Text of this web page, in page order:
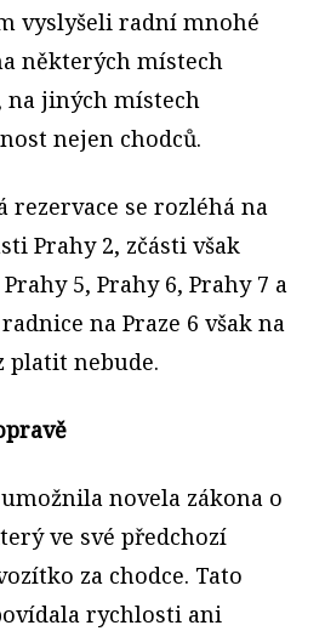
vyslyšeli radní mnohé
některých místech
na jiných místech
nejen chodců.
rezervace se rozléhá na
Prahy 2, zčásti však
5, Prahy 6, Prahy 7 a
na Praze 6 však na
platit nebude.
novela zákona o
ve své předchozí
za chodce. Tato
rychlosti ani